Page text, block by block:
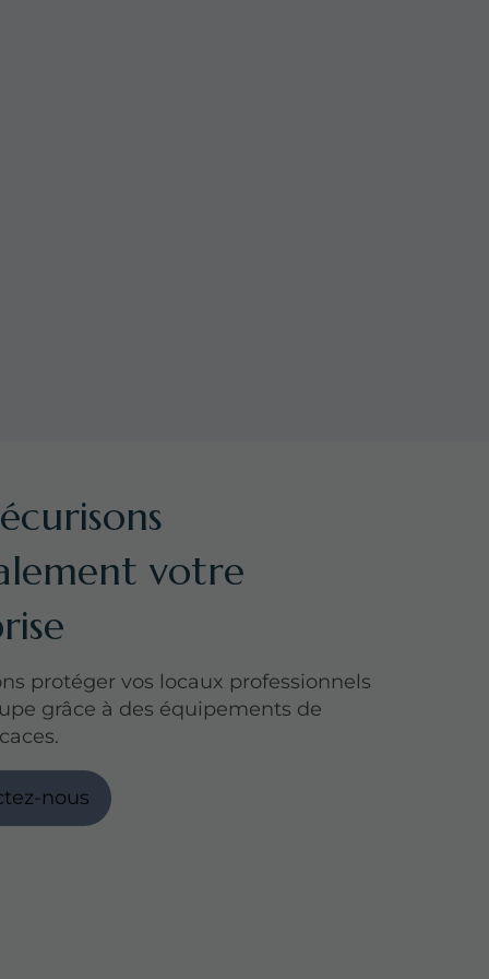
votre
protéger vos locaux professionnels
grâce à des équipements de
nous